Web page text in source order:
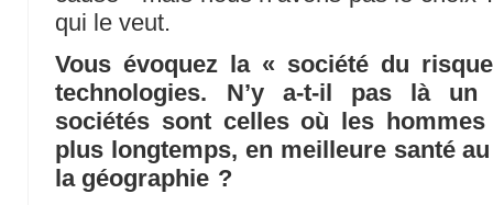
qui le veut.
Vous évoquez la « société du
technologies. N’y a-t-il pas là un
sociétés sont celles où les
plus longtemps, en meilleure santé
la géographie ?